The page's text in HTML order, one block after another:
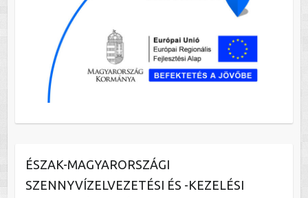
ÉSZAK-MAGYARORSZÁGI
SZENNYVÍZELVEZETÉSI ÉS -KEZELÉSI